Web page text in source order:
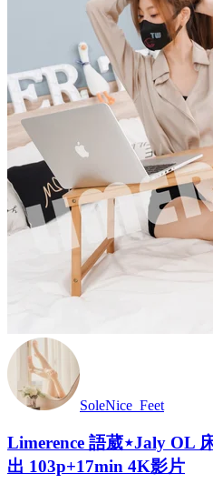
SoleNice_Feet
Limerence 語葳⋆Jaly OL
出 103p+17min 4K影片